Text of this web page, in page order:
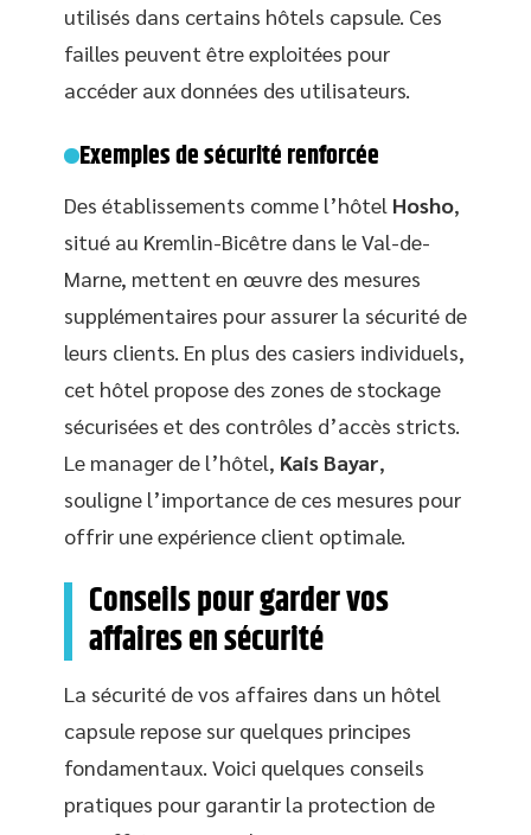
utilisés dans certains hôtels capsule. Ces
failles peuvent être exploitées pour
accéder aux données des utilisateurs.
Exemples de sécurité renforcée
Des établissements comme l’hôtel Hosho,
situé au Kremlin-Bicêtre dans le Val-de-
Marne, mettent en œuvre des mesures
supplémentaires pour assurer la sécurité de
leurs clients. En plus des casiers individuels,
cet hôtel propose des zones de stockage
sécurisées et des contrôles d’accès stricts.
Le manager de l’hôtel, Kais Bayar,
souligne l’importance de ces mesures pour
offrir une expérience client optimale.
Conseils pour garder vos
affaires en sécurité
La sécurité de vos affaires dans un hôtel
capsule repose sur quelques principes
fondamentaux. Voici quelques conseils
pratiques pour garantir la protection de